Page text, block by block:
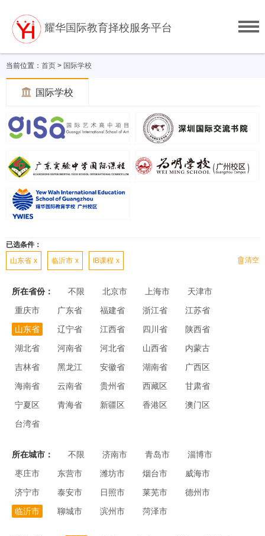
耀华国际教育择校服务平台
当前位置： 首页 > 国际学校
 国际学校
已选条件：
山东省 x 临沂市 x IB课程 x 清空
所在省份： 不限 北京市 上海市
天津市
重庆市
广东省 福建省 浙江省
江苏省
山东省
辽宁省 江西省 四川省
陕西省
湖北省
河南省 河北省 山西省
内蒙古
吉林省
黑龙江 安徽省 湖南省
广西区
海南省
云南省 贵州省 西藏区
甘肃省
宁夏区
青海省 新疆区 香港区
澳门区
台湾省
所在城市： 不限 济南市 青岛市
淄博市
枣庄市
东营市 潍坊市 烟台市
威海市
济宁市
泰安市 日照市 莱芜市
德州市
临沂市
聊城市 滨州市 菏泽市